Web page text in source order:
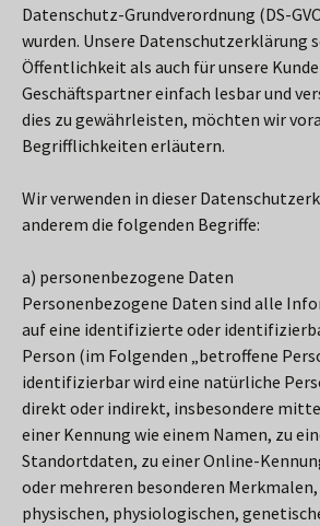
Datenschutz-Grundverordnung (DS-
wurden. Unsere Datenschutzerklärung
Öffentlichkeit als auch für unsere
Geschäftspartner einfach lesbar und
dies zu gewährleisten, möchten wir
Begrifflichkeiten erläutern.
Wir verwenden in dieser
anderem die folgenden Begriffe:
a) personenbezogene Daten
Personenbezogene Daten sind alle
auf eine identifizierte oder
Person (im Folgenden „betroffene
identifizierbar wird eine natürliche
direkt oder indirekt, insbesondere
einer Kennung wie einem Namen, zu
Standortdaten, zu einer Online-
oder mehreren besonderen Merkmalen,
physischen, physiologischen,